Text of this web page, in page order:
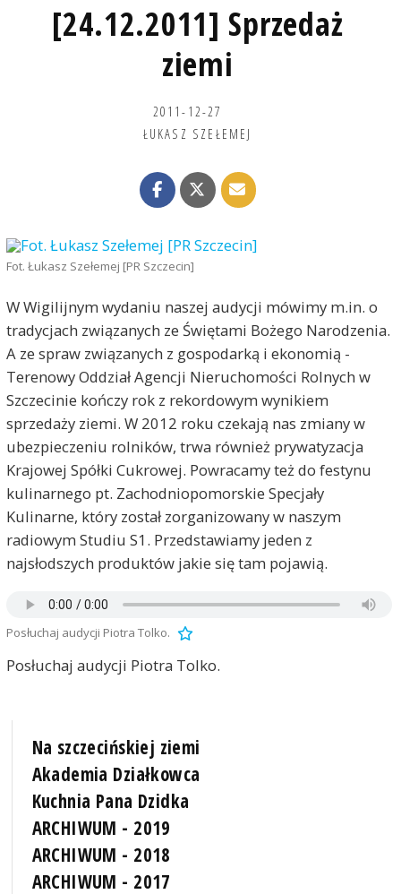
[24.12.2011] Sprzedaż
ziemi
2011-12-27
ŁUKASZ SZEŁEMEJ
Fot. Łukasz Szełemej [PR Szczecin]
W Wigilijnym wydaniu naszej audycji mówimy m.in. o
tradycjach związanych ze Świętami Bożego Narodzenia.
A ze spraw związanych z gospodarką i ekonomią -
Terenowy Oddział Agencji Nieruchomości Rolnych w
Szczecinie kończy rok z rekordowym wynikiem
sprzedaży ziemi. W 2012 roku czekają nas zmiany w
ubezpieczeniu rolników, trwa również prywatyzacja
Krajowej Spółki Cukrowej. Powracamy też do festynu
kulinarnego pt. Zachodniopomorskie Specjały
Kulinarne, który został zorganizowany w naszym
radiowym Studiu S1. Przedstawiamy jeden z
najsłodszych produktów jakie się tam pojawią.
Posłuchaj audycji Piotra Tolko.
Posłuchaj audycji Piotra Tolko.
Na szczecińskiej ziemi
Akademia Działkowca
Kuchnia Pana Dzidka
ARCHIWUM - 2019
ARCHIWUM - 2018
ARCHIWUM - 2017